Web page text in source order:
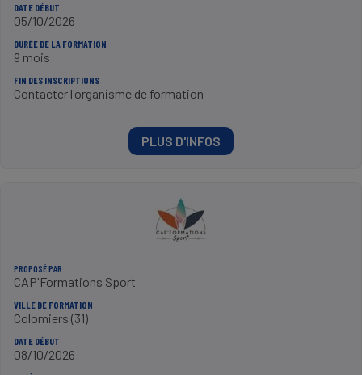
DATE DÉBUT
05/10/2026
DURÉE DE LA FORMATION
9 mois
FIN DES INSCRIPTIONS
Contacter l'organisme de formation
PLUS D'INFOS
PROPOSÉ PAR
CAP'Formations Sport
VILLE DE FORMATION
Colomiers (31)
DATE DÉBUT
08/10/2026